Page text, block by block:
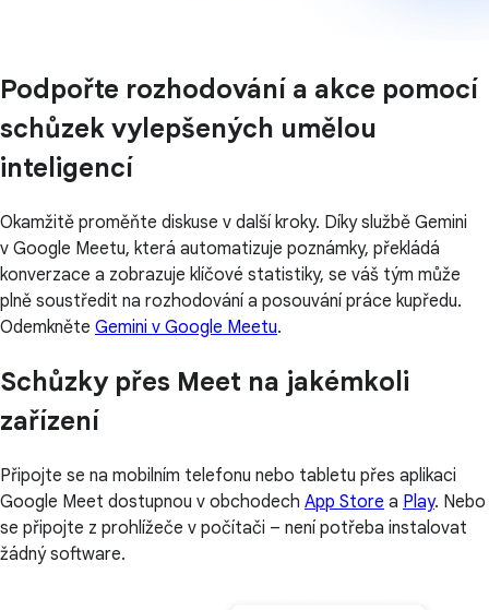
Podpořte rozhodování a akce pomocí
schůzek vylepšených umělou
inteligencí
Okamžitě proměňte diskuse v další kroky. Díky službě Gemini
v Google Meetu, která automatizuje poznámky, překládá
konverzace a zobrazuje klíčové statistiky, se váš tým může
plně soustředit na rozhodování a posouvání práce kupředu.
Odemkněte Gemini v Google Meetu.
Schůzky přes Meet na jakémkoli
zařízení
Připojte se na mobilním telefonu nebo tabletu přes aplikaci
Google Meet dostupnou v obchodech App Store a Play. Nebo
se připojte z prohlížeče v počítači – není potřeba instalovat
žádný software.